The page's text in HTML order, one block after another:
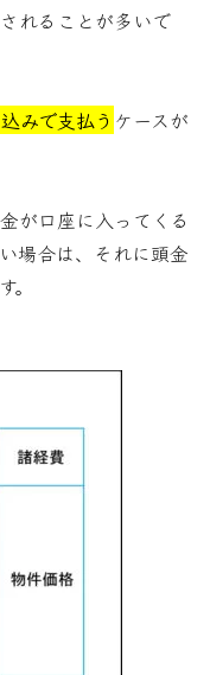
れることが多いで
みで支払う ケースが
が口座に入ってくる
場合は、それに頭金